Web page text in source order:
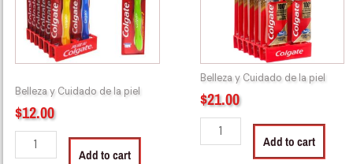
Belleza y Cuidado de la piel
$12.00
Brushwave
620003
quantity
Add to cart
Belleza y Cuidado de la piel
$21.00
Charcoal
quantity
Add to cart